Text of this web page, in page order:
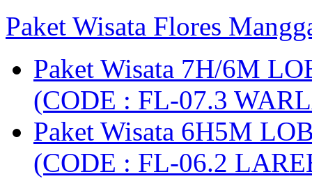
Paket Wisata Flores
Paket Wisata 7H/6M
(CODE : FL-07.3
Paket Wisata 6H5M
(CODE : FL-06.2